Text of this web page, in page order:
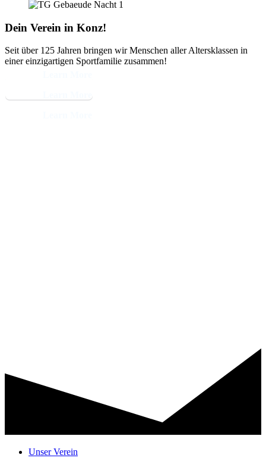
Dein Verein in Konz!
Seit über 125 Jahren bringen wir Menschen aller Altersklassen in
einer einzigartigen Sportfamilie zusammen!
Unser Verein